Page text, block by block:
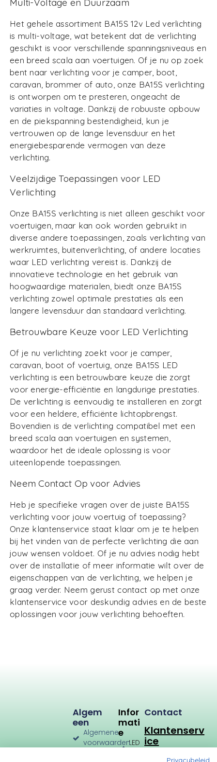
Multi-Voltage en Duurzaam
Het gehele assortiment BA15S 12v Led verlichting
is multi-voltage, wat betekent dat de verlichting
geschikt is voor verschillende spanningsniveaus en
een breed scala aan voertuigen. Of je nu op zoek
bent naar verlichting voor je camper, boot,
caravan, brommer of auto, onze BA15S verlichting
is ontworpen om te presteren, ongeacht de
variaties in voltage. Dankzij de robuuste opbouw
en de piekspanning bestendigheid, kun je
vertrouwen op de lange levensduur en het
energiebesparende vermogen van deze
verlichting.
Veelzijdige Toepassingen voor LED
Verlichting
Onze BA15S verlichting is niet alleen geschikt voor
voertuigen, maar kan ook worden gebruikt in
diverse andere toepassingen, zoals verlichting van
werkruimtes, buitenverlichting, of andere locaties
waar LED verlichting vereist is. Dankzij de
innovatieve technologie en het gebruik van
hoogwaardige materialen, biedt onze BA15S
verlichting zowel optimale prestaties als een
langere levensduur dan standaard verlichting.
Betrouwbare Keuze voor LED Verlichting
Of je nu verlichting zoekt voor je camper,
caravan, boot of voertuig, onze BA15S LED
verlichting is een betrouwbare keuze die zorgt
voor energie-efficiëntie en langdurige prestaties.
De verlichting is eenvoudig te installeren en zorgt
voor een heldere, efficiënte lichtopbrengst.
Bovendien is de verlichting compatibel met een
breed scala aan voertuigen en systemen,
waardoor het de ideale oplossing is voor
uiteenlopende toepassingen.
Neem Contact Op voor Advies
Heb je specifieke vragen over de juiste BA15S
verlichting voor jouw voertuig of toepassing?
Onze klantenservice staat klaar om je te helpen
bij het vinden van de perfecte verlichting die aan
jouw wensen voldoet. Of je nu advies nodig hebt
over de installatie of meer informatie wilt over de
eigenschappen van de verlichting, we helpen je
graag verder. Neem gerust contact op met onze
klantenservice voor deskundig advies en de beste
oplossingen voor jouw verlichting behoeften.
Infor
Mati
E
LED
Algem
Een
Algemene
voorwaarden
Contact
Klantenserv
ice
Privacybeleid